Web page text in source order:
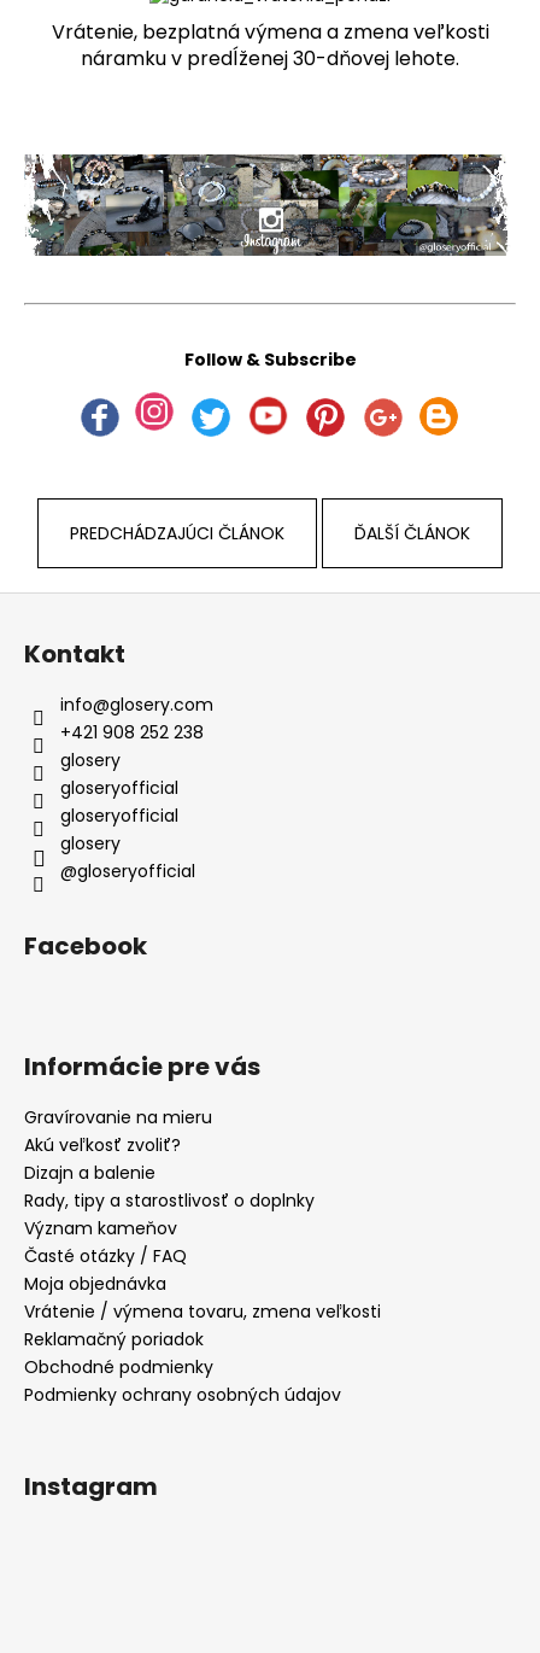
Vrátenie, bezplatná výmena a zmena veľkosti
náramku v predĺženej 30-dňovej lehote.
Follow & Subscribe
PREDCHÁDZAJÚCI ČLÁNOK ĎALŠÍ ČLÁNOK
Kontakt
info@glosery.com
+421 908 252 238
glosery
gloseryofficial
gloseryofficial
glosery
@gloseryofficial
Facebook
Informácie pre vás
Gravírovanie na mieru
Akú veľkosť zvoliť?
Dizajn a balenie
Rady, tipy a starostlivosť o doplnky
Význam kameňov
Časté otázky / FAQ
Moja objednávka
Vrátenie / výmena tovaru, zmena veľkosti
Reklamačný poriadok
Obchodné podmienky
Podmienky ochrany osobných údajov
Instagram